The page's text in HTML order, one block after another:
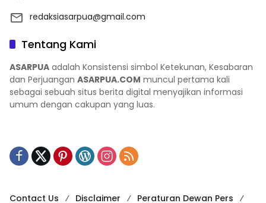
redaksiasarpua@gmail.com
Tentang Kami
ASARPUA adalah Konsistensi simbol Ketekunan, Kesabaran
dan Perjuangan ASARPUA.COM muncul pertama kali
sebagai sebuah situs berita digital menyajikan informasi
umum dengan cakupan yang luas.
Contact Us Disclaimer Peraturan Dewan Pers